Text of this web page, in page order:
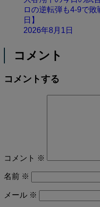
ロの逆転弾も4-9で
日】
2026年8月1日
コメント
コメントする
コメント ※
名前 ※
メール ※